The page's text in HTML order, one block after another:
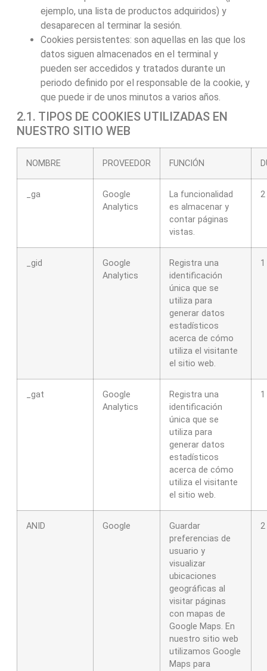
ejemplo, una lista de productos adquiridos) y
desaparecen al terminar la sesión.
Cookies persistentes: son aquellas en las que los
datos siguen almacenados en el terminal y
pueden ser accedidos y tratados durante un
periodo definido por el responsable de la cookie, y
que puede ir de unos minutos a varios años.
2.1. TIPOS DE COOKIES UTILIZADAS EN
NUESTRO SITIO WEB
NOMBRE PROVEEDOR FUNCIÓN
_ga
Google
Analytics
La funcionalidad
es almacenar y
contar páginas
vistas.
2
_gid
Google
Analytics
Registra una
identificación
única que se
utiliza para
generar datos
estadísticos
acerca de cómo
utiliza el visitante
el sitio web.
_gat
Google
Analytics
Registra una
identificación
única que se
utiliza para
generar datos
estadísticos
acerca de cómo
utiliza el visitante
el sitio web.
ANID Google
Guardar
preferencias de
usuario y
visualizar
ubicaciones
geográficas al
visitar páginas
con mapas de
Google Maps. En
nuestro sitio web
utilizamos Google
Maps para
2